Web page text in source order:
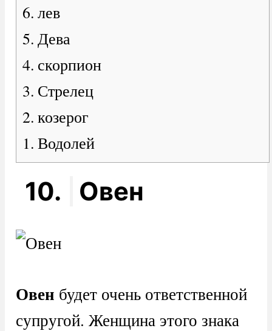
6. лев
5. Дева
4. скорпион
3. Стрелец
2. козерог
1. Водолей
10. Овен
Овен будет очень ответственной
супругой. Женщина этого знака